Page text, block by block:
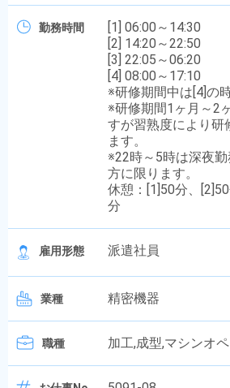
勤務時間
[1] 06:00～14:30
[2] 14:20～22:50
[3] 22:05～06:20
[4] 08:00～17:10
※研修期間中は[4]の
※研修期間1ヶ月～2
すが習熟度により研
ます。
※22時～5時は深夜
方に限ります。
休憩：[1]50分、
分
雇用形態 派遣社員
業種 精密機器
職種 加工,成型,マシンオ